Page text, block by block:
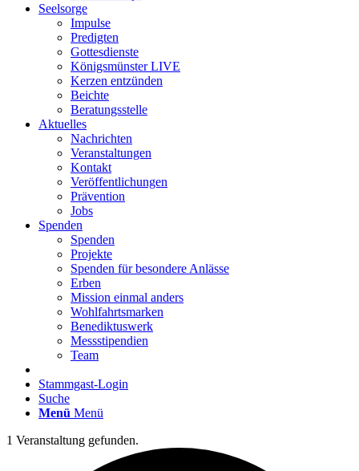
Seelsorge
Impulse
Predigten
Gottesdienste
Königsmünster LIVE
Kerzen entzünden
Beichte
Beratungsstelle
Aktuelles
Nachrichten
Veranstaltungen
Kontakt
Veröffentlichungen
Prävention
Jobs
Spenden
Spenden
Projekte
Spenden für besondere Anlässe
Erben
Mission einmal anders
Wohlfahrtsmarken
Benediktuswerk
Messstipendien
Team
Stammgast-Login
Suche
Menü Menü
1 Veranstaltung gefunden.